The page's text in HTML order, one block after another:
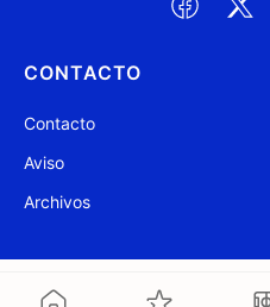
CONTACTO
Contacto
Aviso
Archivos